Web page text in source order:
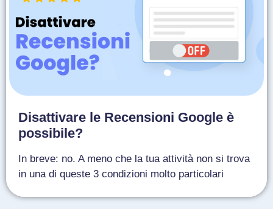
Disattivare le Recensioni Google è
possibile?
In breve: no. A meno che la tua attività non si trova
in una di queste 3 condizioni molto particolari